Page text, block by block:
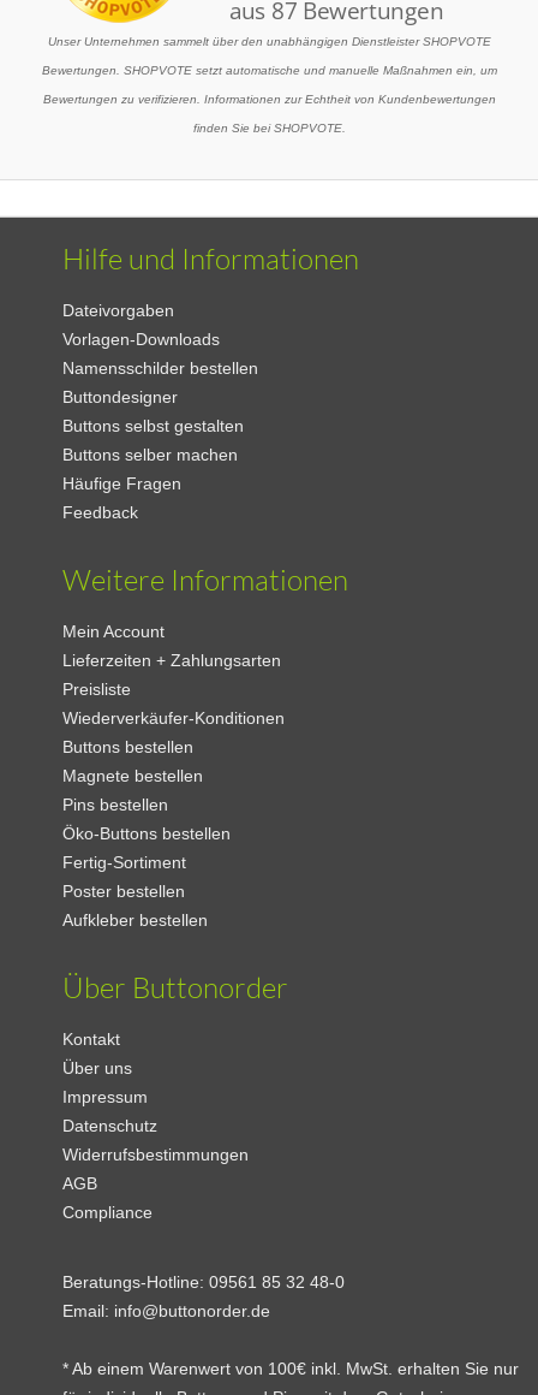
Unser Unternehmen sammelt über den unabhängigen Dienstleister SHOPVOTE
Bewertungen. SHOPVOTE setzt automatische und manuelle Maßnahmen ein, um
Bewertungen zu verifizieren. Informationen zur Echtheit von Kundenbewertungen
finden Sie bei SHOPVOTE.
Hilfe und Informationen
Dateivorgaben
Vorlagen-Downloads
Namensschilder bestellen
Buttondesigner
Buttons selbst gestalten
Buttons selber machen
Häufige Fragen
Feedback
Weitere Informationen
Mein Account
Lieferzeiten + Zahlungsarten
Preisliste
Wiederverkäufer-Konditionen
Buttons bestellen
Magnete bestellen
Pins bestellen
Öko-Buttons bestellen
Fertig-Sortiment
Poster bestellen
Aufkleber bestellen
Über Buttonorder
Kontakt
Über uns
Impressum
Datenschutz
Widerrufsbestimmungen
AGB
Compliance
Beratungs-Hotline:09561 85 32 48-0
Email: info@buttonorder.de
* Ab einem Warenwert von 100€ inkl. MwSt. erhalten Sie nur